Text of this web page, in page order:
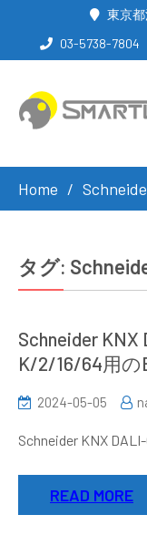
東京
03-5738-7804
Home
タグ:
Schneider KNX
K/2/16/64用の
2024-05-05
Schneider KNX
READ MORE